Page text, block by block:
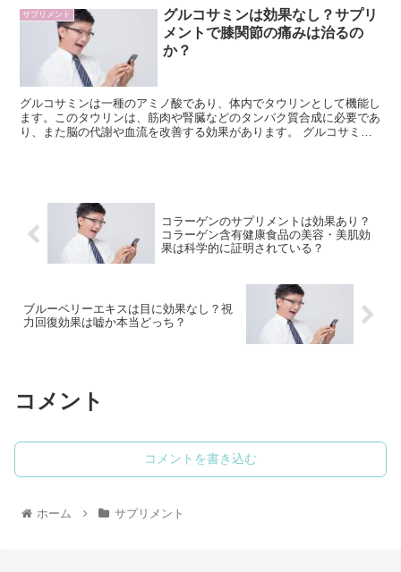
サプリメント
グルコサミンは効果なし？サプリ
メントで膝関節の痛みは治るの
か？
グルコサミンは一種のアミノ酸であり、体内でタウリンとして機能し
ます。このタウリンは、筋肉や腎臓などのタンパク質合成に必要であ
り、また脳の代謝や血流を改善する効果があります。 グルコサミン
コラーゲンのサプリメントは効果あり？
コラーゲン含有健康食品の美容・美肌効
果は科学的に証明されている？
ブルーベリーエキスは目に効果なし？視
力回復効果は嘘か本当どっち？
コメント
コメントを書き込む
ホーム サプリメント